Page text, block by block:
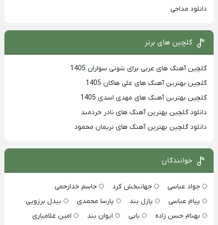
دانلود مداحی
گلچین های برتر
گلچین آهنگ های عربی برای شوتی سواران 1405
گلچین بهترين آهنگ های علی هاکان 1405
گلچین بهترین آهنگ های مهدی اسدی 1405
دانلود گلچین بهترین آهنگ های نادر خردمند
دانلود گلچین بهترین آهنگ های نریمان محمود
خوانندگان
جواد عباسی جهانبخش کرد
جاسم خدارحمی
پیام عباسی
پازل بند پارسا محمدی
بیدل برزویی
بهنام حسن زاده
بابی ایوان بند
امین غلامیاری